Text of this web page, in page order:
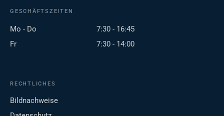
GESCHÄFTSZEITEN
Mo - Do
7:30 - 16:45
Fr
7:30 - 14:00
RECHTLICHES
Bildnachweise